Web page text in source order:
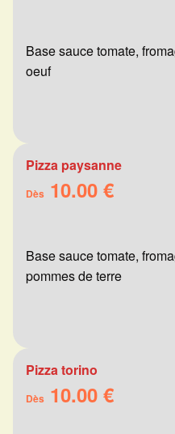
Base sauce tomate,
oeuf
Pizza paysanne
Dès 10.00 €
Base sauce tomate,
pommes de terre
Pizza torino
Dès 10.00 €